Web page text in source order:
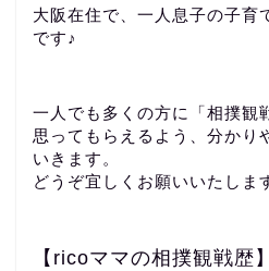
大阪在住で、一人息子の子育
です♪
一人でも多くの方に「相撲観
思ってもらえるよう、分かり
いきます。
どうぞ宜しくお願いいたしま
【ricoママの相撲観戦歴】